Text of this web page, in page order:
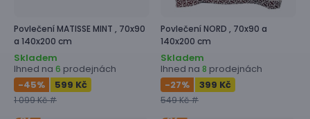
PovlečeníMATISSE MINT , 70x90
a 140x200 cm
Skladem
Ihned na 6 prodejnách
-45% 599 Kč
1 099 Kč #
PovlečeníNORD , 70x90 a
140x200 cm
Skladem
Ihned na 8 prodejnách
-27% 399 Kč
549 Kč #